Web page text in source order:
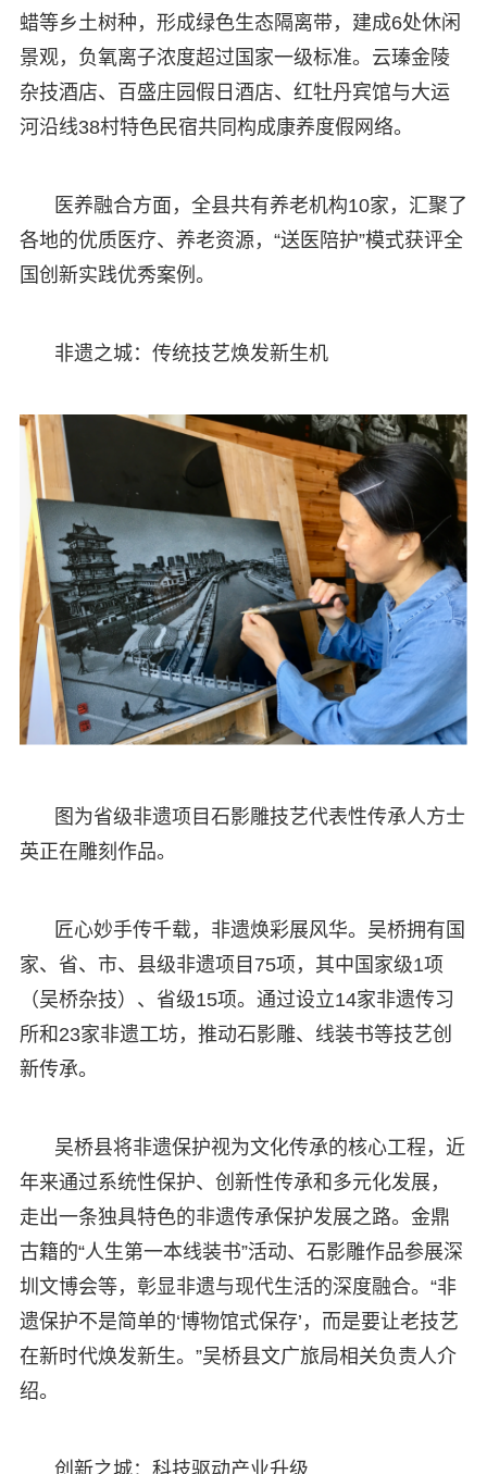
蜡等乡土树种，形成绿色生态隔离带，建成6处休闲
景观，负氧离子浓度超过国家一级标准。云瑧金陵
杂技酒店、百盛庄园假日酒店、红牡丹宾馆与大运
河沿线38村特色民宿共同构成康养度假网络。
医养融合方面，全县共有养老机构10家，汇聚了
各地的优质医疗、养老资源，“送医陪护”模式获评全
国创新实践优秀案例。
非遗之城：传统技艺焕发新生机
图为省级非遗项目石影雕技艺代表性传承人方士
英正在雕刻作品。
匠心妙手传千载，非遗焕彩展风华。吴桥拥有国
家、省、市、县级非遗项目75项，其中国家级1项
（吴桥杂技）、省级15项。通过设立14家非遗传习
所和23家非遗工坊，推动石影雕、线装书等技艺创
新传承。
吴桥县将非遗保护视为文化传承的核心工程，近
年来通过系统性保护、创新性传承和多元化发展，
走出一条独具特色的非遗传承保护发展之路。金鼎
古籍的“人生第一本线装书”活动、石影雕作品参展深
圳文博会等，彰显非遗与现代生活的深度融合。“非
遗保护不是简单的‘博物馆式保存’，而是要让老技艺
在新时代焕发新生。”吴桥县文广旅局相关负责人介
绍。
创新之城：科技驱动产业升级